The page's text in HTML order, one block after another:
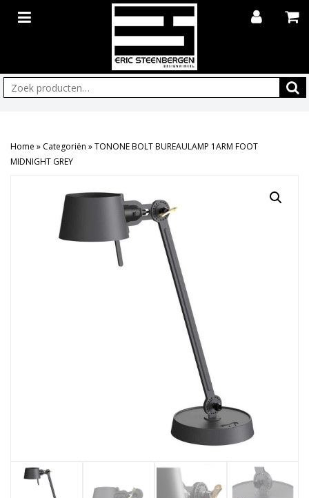
Zoeken:
Home » Categoriën »TONONE BOLT BUREAULAMP 1ARM FOOT
MIDNIGHT GREY